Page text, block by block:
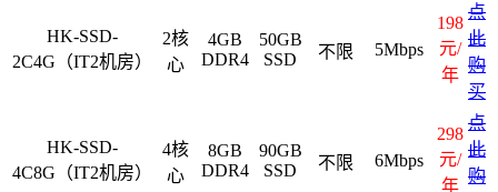
HK-SSD-
2C4G（IT2机房）
2核
心
4GB
DDR4
50GB
SSD
不限 5Mbps
198
元/
年
点
此
购
买
HK-SSD-
4C8G（IT2机房）
4核
心
8GB
DDR4
90GB
SSD
不限 6Mbps
298
元/
年
点
此
购